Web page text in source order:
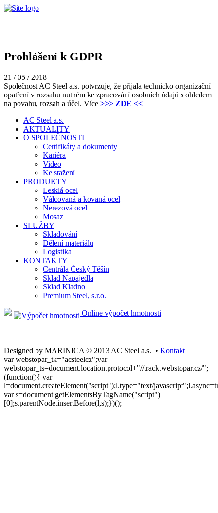
Prohlášení k GDPR
21 / 05 / 2018
Společnost AC Steel a.s. potvrzuje, že přijala technicko organizační
opatření v rozsahu nutném ke zpracování osobních údajů s ohledem
na povahu, rozsah a účel. Více >>> ZDE <<
AC Steel a.s.
AKTUALITY
O SPOLEČNOSTI
Certifikáty a dokumenty
Kariéra
Video
Ke stažení
PRODUKTY
Lesklá ocel
Válcovaná a kovaná ocel
Nerezová ocel
Mosaz
SLUŽBY
Skladování
Dělení materiálu
Logistika
KONTAKTY
Centrála Český Těšín
Sklad Napajedla
Sklad Kladno
Premium Steel, s.r.o.
Online výpočet hmotnosti
Designed by MARINICA © 2013 AC Steel a.s. • Kontakt
var webstopar_tk="acsteelcz";var
webstopar_ts=document.location.protocol+"//track.webstopar.cz/";
(function(){ var
l=document.createElement("script");l.type="text/
var s=document.getElementsByTagName("script")
[0];s.parentNode.insertBefore(l,s);})();